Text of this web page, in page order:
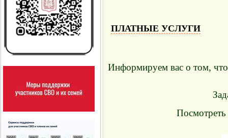
ПЛАТНЫЕ УСЛУГИ
Информируем вас о том, что